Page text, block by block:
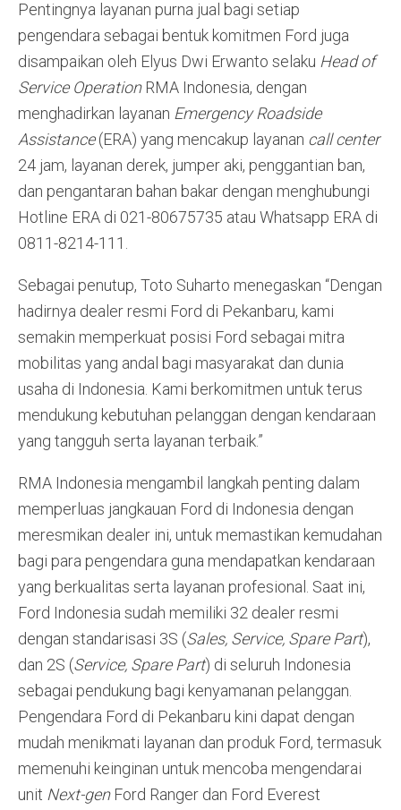
Pentingnya layanan purna jual bagi setiap
pengendara sebagai bentuk komitmen Ford juga
disampaikan oleh Elyus Dwi Erwanto selaku Head of
Service Operation RMA Indonesia, dengan
menghadirkan layanan Emergency Roadside
Assistance(ERA) yang mencakup layanan call center
24 jam, layanan derek, jumper aki, penggantian ban,
dan pengantaran bahan bakar dengan menghubungi
Hotline ERA di 021-80675735 atau Whatsapp ERA di
0811-8214-111.
Sebagai penutup, Toto Suharto menegaskan “Dengan
hadirnya dealer resmi Ford di Pekanbaru, kami
semakin memperkuat posisi Ford sebagai mitra
mobilitas yang andal bagi masyarakat dan dunia
usaha di Indonesia. Kami berkomitmen untuk terus
mendukung kebutuhan pelanggan dengan kendaraan
yang tangguh serta layanan terbaik.”
RMA Indonesia mengambil langkah penting dalam
memperluas jangkauan Ford di Indonesia dengan
meresmikan dealer ini, untuk memastikan kemudahan
bagi para pengendara guna mendapatkan kendaraan
yang berkualitas serta layanan profesional. Saat ini,
Ford Indonesia sudah memiliki 32 dealer resmi
dengan standarisasi 3S (Sales, Service, Spare Part),
dan 2S (Service, Spare Part) di seluruh Indonesia
sebagai pendukung bagi kenyamanan pelanggan.
Pengendara Ford di Pekanbaru kini dapat dengan
mudah menikmati layanan dan produk Ford, termasuk
memenuhi keinginan untuk mencoba mengendarai
unit Next-gen Ford Ranger dan Ford Everest